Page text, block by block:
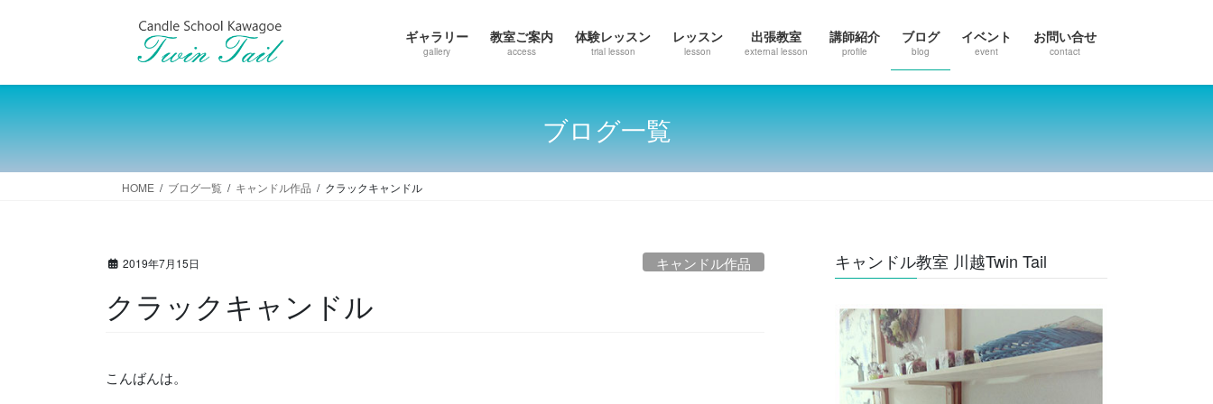
ツ
ス
キ
シ
ン
に
ギャラリー
gallery
教室ご案内
access
体験レッスン
trial lesson
レッスン
lesson
出張教室
external lesson
講師紹介
profile
ブログ
blog
イベント
event
お問い合せ
contact
ブログ一覧
HOME ブログ一覧 キャンドル作品 クラックキャンドル
2019年7月15日 キャンドル作品
クラックキャンドル
こんばんは。
キャンドル教室 川越Twin Tail